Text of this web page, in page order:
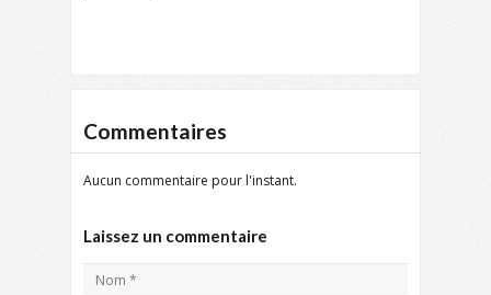
Commentaires
Aucun commentaire pour l'instant.
Laissez un commentaire